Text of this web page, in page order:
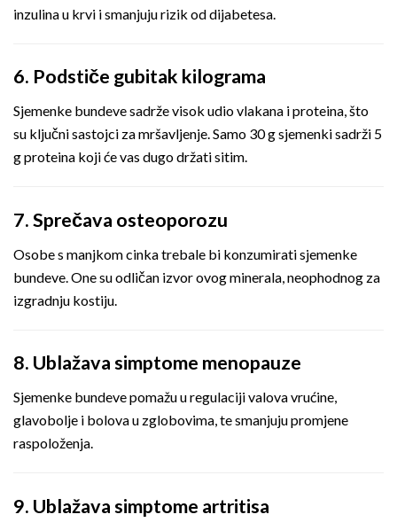
inzulina u krvi i smanjuju rizik od dijabetesa.
6. Podstiče gubitak kilograma
Sjemenke bundeve sadrže visok udio vlakana i proteina, što
su ključni sastojci za mršavljenje. Samo 30 g sjemenki sadrži 5
g proteina koji će vas dugo držati sitim.
7. Sprečava osteoporozu
Osobe s manjkom cinka trebale bi konzumirati sjemenke
bundeve. One su odličan izvor ovog minerala, neophodnog za
izgradnju kostiju.
8. Ublažava simptome menopauze
Sjemenke bundeve pomažu u regulaciji valova vrućine,
glavobolje i bolova u zglobovima, te smanjuju promjene
raspoloženja.
9. Ublažava simptome artritisa